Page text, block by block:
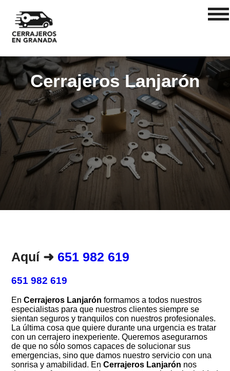
Cerrajeros Lanjarón
Aquí ➜ 651 982 619
651 982 619
EnCerrajeros Lanjarón formamos a todos nuestros
especialistas para que nuestros clientes siempre se
sientan seguros y tranquilos con nuestros profesionales.
La última cosa que quiere durante una urgencia es tratar
con un cerrajero inexperiente. Queremos asegurarnos
de que no sólo somos capaces de solucionar sus
emergencias, sino que damos nuestro servicio con una
sonrisa y amabilidad. EnCerrajeros Lanjarón nos